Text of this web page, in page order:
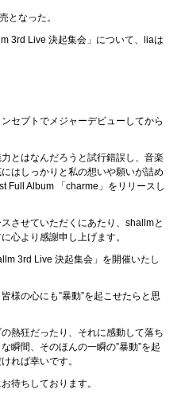
となった。
3rd Live 決起集会」について、liaは
セプトでメジャーデビューしてから
とはなんだろうと試行錯誤し、音楽
はしっかりと私の想いや願いが詰め
Full Album 「charme」をリリースし
させていただくにあたり、shallmと
心より感謝申し上げます。
3rd Live 決起集会」を開催いたし
様の心にも”暴動”を起こせたらと思
熱狂だったり、それに感動して落ち
瞬間、そのほんの一瞬の”暴動”を起
れば幸いです。
待ちしております。